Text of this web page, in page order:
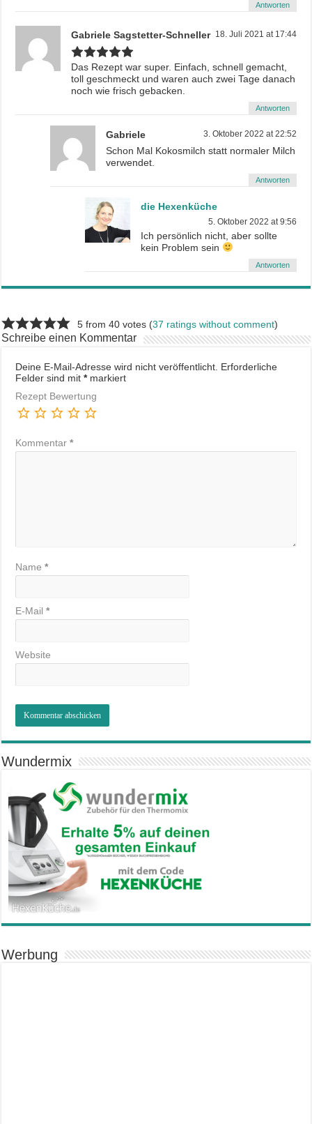
Antworten
Gabriele Sagstetter-Schneller 18. Juli 2021 at 17:44
Das Rezept war super. Einfach, schnell gemacht,
toll geschmeckt und waren auch zwei Tage danach
noch wie frisch gebacken.
Antworten
Gabriele 3. Oktober 2022 at 22:52
Schon Mal Kokosmilch statt normaler Milch
verwendet.
Antworten
die Hexenküche
5. Oktober 2022 at 9:56
Ich persönlich nicht, aber sollte
kein Problem sein
Antworten
5 from 40 votes (37 ratings without comment)
Schreibe einen Kommentar
Deine E-Mail-Adresse wird nicht veröffentlicht. Erforderliche
Felder sind mit*markiert
Rezept Bewertung
Kommentar*
Name*
E-Mail*
Website
Wundermix
Werbung